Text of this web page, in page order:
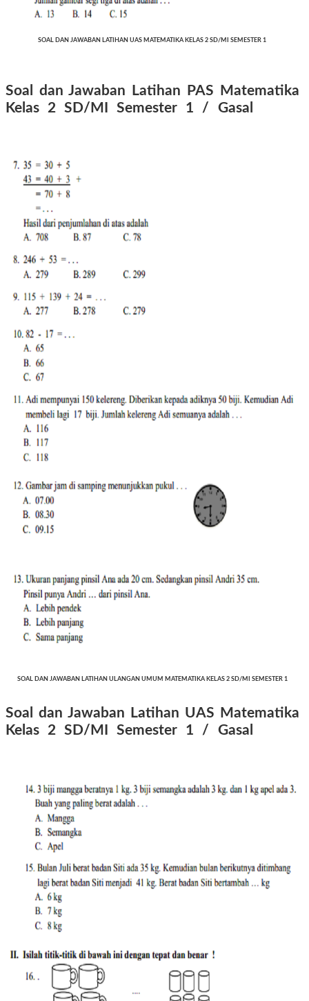
SOAL DAN JAWABAN LATIHAN UAS MATEMATIKA KELAS 2 SD/MI SEMESTER 1
Soal dan Jawaban Latihan PAS Matematika
Kelas 2 SD/MI Semester 1 / Gasal
SOAL DAN JAWABAN LATIHAN ULANGAN UMUM MATEMATIKA KELAS 2 SD/MI SEMESTER 1
Soal dan Jawaban Latihan UAS Matematika
Kelas 2 SD/MI Semester 1 / Gasal